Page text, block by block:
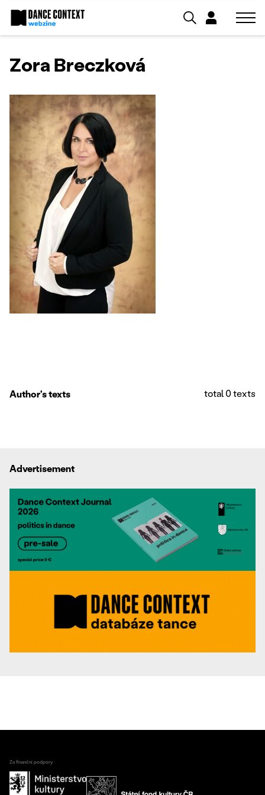
Zora Breczková
Author's texts total 0 texts
Advertisement
Za finanční podpory